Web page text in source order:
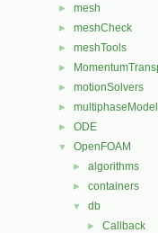
► mesh
► meshCheck
► meshTools
►
► motionSolvers
►
► ODE
▼ OpenFOAM
► algorithms
► containers
▼ db
► Callback